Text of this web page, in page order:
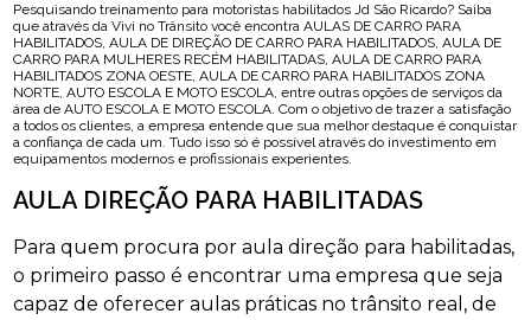
Pesquisando treinamento para motoristas habilitados Jd São Ricardo? Saiba
que através da Vivi no Trânsito você encontra AULAS DE CARRO PARA
HABILITADOS, AULA DE DIREÇÃO DE CARRO PARA HABILITADOS, AULA DE
CARRO PARA MULHERES RECÉM HABILITADAS, AULA DE CARRO PARA
HABILITADOS ZONA OESTE, AULA DE CARRO PARA HABILITADOS ZONA
NORTE, AUTO ESCOLA E MOTO ESCOLA, entre outras opções de serviços da
área de AUTO ESCOLA E MOTO ESCOLA. Com o objetivo de trazer a satisfação
a todos os clientes, a empresa entende que sua melhor destaque é conquistar
a confiança de cada um. Tudo isso só é possível através do investimento em
equipamentos modernos e profissionais experientes.
AULA DIREÇÃO PARA HABILITADAS
Para quem procura por aula direção para habilitadas,
o primeiro passo é encontrar uma empresa que seja
capaz de oferecer aulas práticas no trânsito real, de